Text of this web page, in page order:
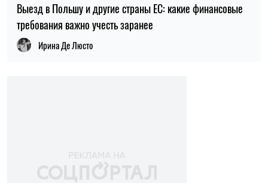
Выезд в Польшу и другие страны ЕС: какие финансовые
требования важно учесть заранее
Ирина Де Люсто